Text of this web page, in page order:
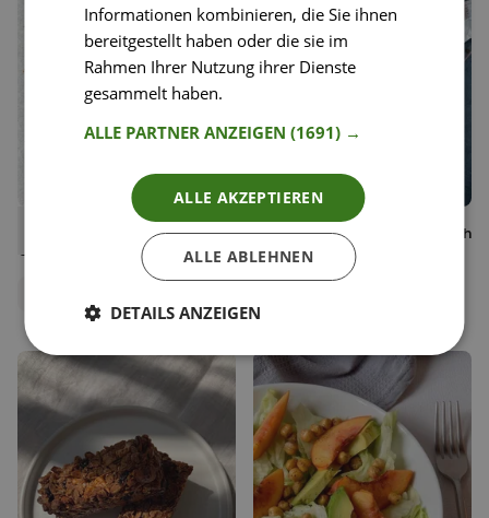
Speichern
Vegane Chocolate Chip
Cookies mit Erdnussöl
Redaktionsteam
34
Speichern
Fried Chicken mit Buttermilch
Florence Stoiber
Food Bloggerin,
Informationen kombinieren, die Sie ihnen
bereitgestellt haben oder die sie im
Rahmen Ihrer Nutzung ihrer Dienste
gesammelt haben.
ALLE PARTNER ANZEIGEN(1691) →
ALLE AKZEPTIEREN
ALLE ABLEHNEN
DETAILS ANZEIGEN